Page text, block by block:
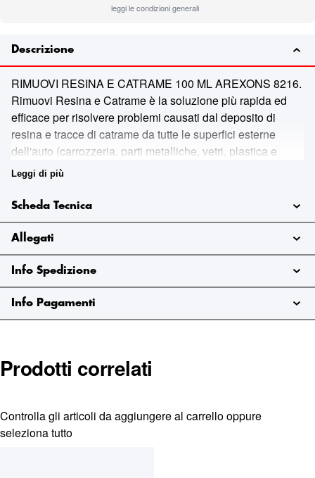
leggi le condizioni generali
Descrizione
RIMUOVI RESINA E CATRAME 100 ML AREXONS 8216.
Rimuovi Resina e Catrame è la soluzione più rapida ed
efficace per risolvere problemi causati dal deposito di
resina e tracce di catrame da tutte le superfici esterne
dell'auto (carrozzeria, parti metalliche, vetri, plastica e
gomma). L'innovativa formulazione in gel consente inoltre
sulle superfici da trattare senza colare, permettendo così di
raggiungere ogni angolo dell'auto evitando inutili sprechi.
Per supporto all'acquisto contattare il servizio clienti.
Info e
Preventivi: infoshop@marinazauto.it - Whatsapp: (+39)
331 1804865
Leggi di più
Scheda Tecnica
Allegati
Info Spedizione
Info Pagamenti
Prodotti correlati
Controlla gli articoli da aggiungere al carrello oppure
seleziona tutto